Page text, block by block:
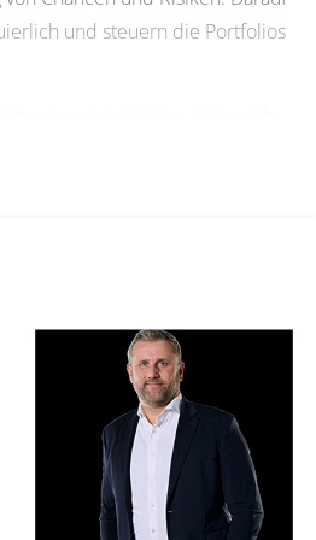
und steuern die Portfolios
verbindet langjährige